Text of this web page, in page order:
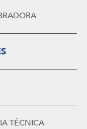
TÉCNICA